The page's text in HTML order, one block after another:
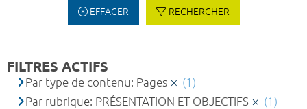
EFFACER RECHERCHER
FILTRES ACTIFS
Par type de contenu: Pages
(1)
Par rubrique: PRÉSENTATION ET OBJECTIFS
(1)